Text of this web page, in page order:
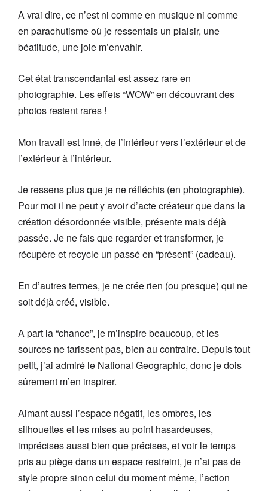
A vrai dire, ce n’est ni comme en musique ni comme
en parachutisme où je ressentais un plaisir, une
béatitude, une joie m’envahir.
Cet état transcendantal est assez rare en
photographie. Les effets “WOW” en découvrant des
photos restent rares !
Mon travail est inné, de l’intérieur vers l’extérieur et de
l’extérieur à l’intérieur.
Je ressens plus que je ne réfléchis (en photographie).
Pour moi il ne peut y avoir d’acte créateur que dans la
création désordonnée visible, présente mais déjà
passée. Je ne fais que regarder et transformer, je
récupère et recycle un passé en “présent” (cadeau).
En d’autres termes, je ne crée rien (ou presque) qui ne
soit déjà créé, visible.
A part la “chance”, je m’inspire beaucoup, et les
sources ne tarissent pas, bien au contraire. Depuis tout
petit, j’ai admiré le National Geographic, donc je dois
sûrement m’en inspirer.
Aimant aussi l’espace négatif, les ombres, les
silhouettes et les mises au point hasardeuses,
imprécises aussi bien que précises, et voir le temps
pris au piège dans un espace restreint, je n’ai pas de
style propre sinon celui du moment même, l’action